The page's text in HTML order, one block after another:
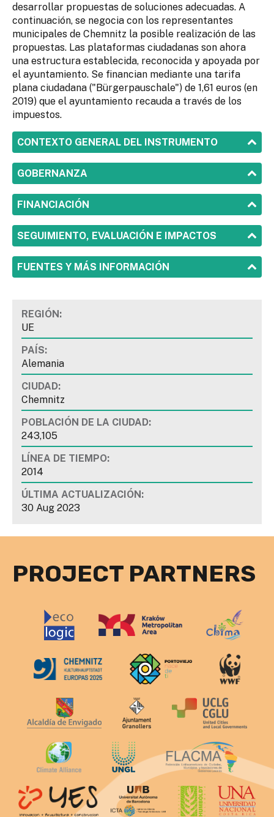
desarrollar propuestas de soluciones adecuadas. A
continuación, se negocia con los representantes
municipales de Chemnitz la posible realización de las
propuestas. Las plataformas ciudadanas son ahora
una estructura establecida, reconocida y apoyada por
el ayuntamiento. Se financian mediante una tarifa
plana ciudadana ("Bürgerpauschale") de 1,61 euros (en
2019) que el ayuntamiento recauda a través de los
impuestos.
SHOW
CONTEXTO GENERAL DEL INSTRUMENTO
SHOW
GOBERNANZA
SHOW
FINANCIACIÓN
SHOW
SEGUIMIENTO, EVALUACIÓN E IMPACTOS
SHOW
FUENTES Y MÁS INFORMACIÓN
REGIÓN:
UE
PAÍS:
Alemania
CIUDAD:
Chemnitz
POBLACIÓN DE LA CIUDAD:
243,105
LÍNEA DE TIEMPO:
2014
ÚLTIMA ACTUALIZACIÓN:
30 Aug 2023
PROJECT PARTNERS